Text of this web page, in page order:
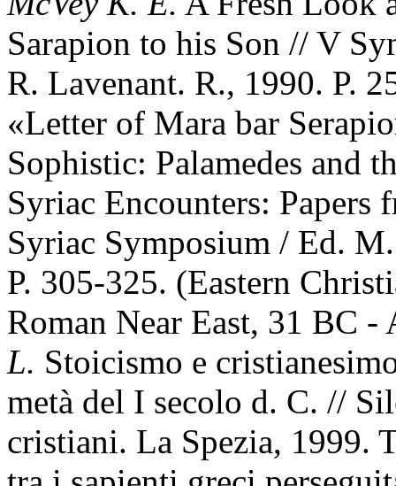
Sarapion to his Son // V
R. Lavenant. R., 1990. P.
«Letter of Mara bar
Sophistic: Palamedes and
Syriac Encounters:
Syriac Symposium / Ed.
P. 305-325. (Eastern
Roman Near East, 31 BC
L. Stoicismo e
metà del I secolo d. C. //
cristiani. La Spezia, 1999.